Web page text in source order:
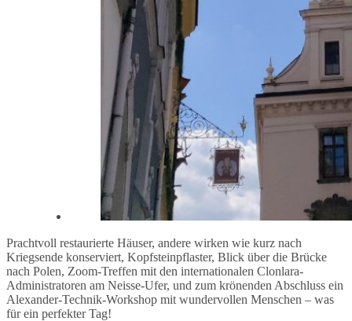
Prachtvoll restaurierte Häuser, andere wirken wie kurz nach
Kriegsende konserviert, Kopfsteinpflaster, Blick über die Brücke
nach Polen, Zoom-Treffen mit den internationalen Clonlara-
Administratoren am Neisse-Ufer, und zum krönenden Abschluss ein
Alexander-Technik-Workshop mit wundervollen Menschen – was
für ein perfekter Tag!